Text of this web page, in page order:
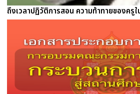
ถึงเวลาปฏิวัติการสอน ความท้าทายของครู